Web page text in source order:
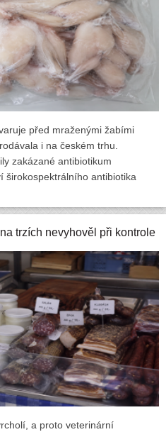
před mraženými žabími
i na českém trhu.
zakázané antibiotikum
širokospektrálního antibiotika
trzích nevyhověl při kontrole
a proto veterinární